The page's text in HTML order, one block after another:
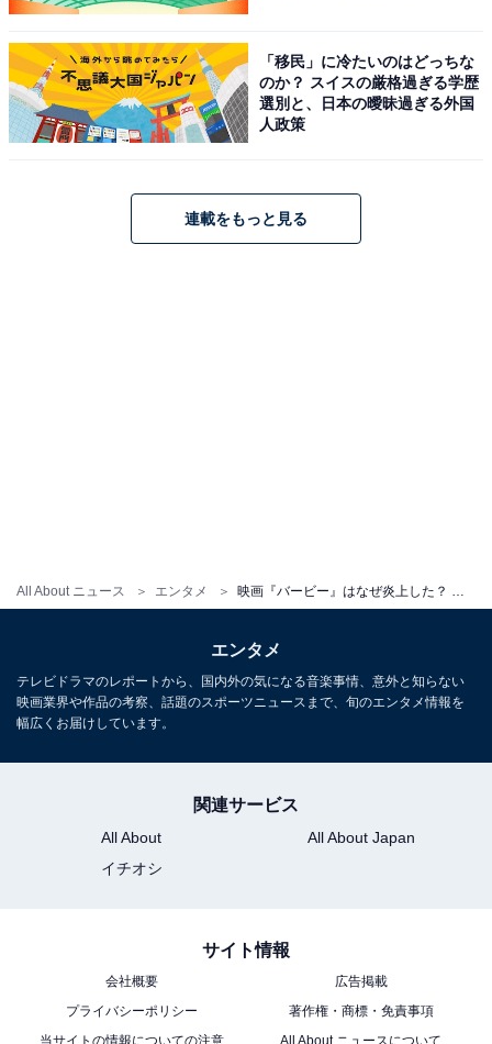
All About ニュース エンタメ 映画『バービー』はなぜ炎上した？ 原爆リプライ問題だけでなく、映画本編の素晴らしさを知ってほしい
「移民」に冷たいのはどっちな
のか？ スイスの厳格過ぎる学歴
選別と、日本の曖昧過ぎる外国
人政策
連載をもっと見る
エンタメ
テレビドラマのレポートから、国内外の気になる音楽事情、意外と知らない
映画業界や作品の考察、話題のスポーツニュースまで、旬のエンタメ情報を
幅広くお届けしています。
関連サービス
All About
All About Japan
イチオシ
サイト情報
会社概要
広告掲載
プライバシーポリシー
著作権・商標・免責事項
当サイトの情報についての注意
All About ニュースについて